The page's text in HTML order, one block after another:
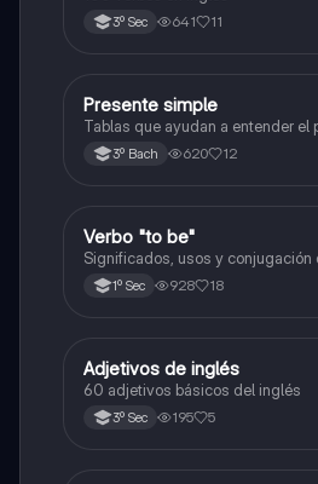
3º Sec 641 11
Inglés
Presente simple
Tablas que ayudan a entender el
3º Bach 620 12
Inglés
Verbo "to be"
Significados, usos y conjugación
1º Sec 928 18
Inglés
Adjetivos de inglés
60 adjetivos básicos del inglés
3º Sec 195 5